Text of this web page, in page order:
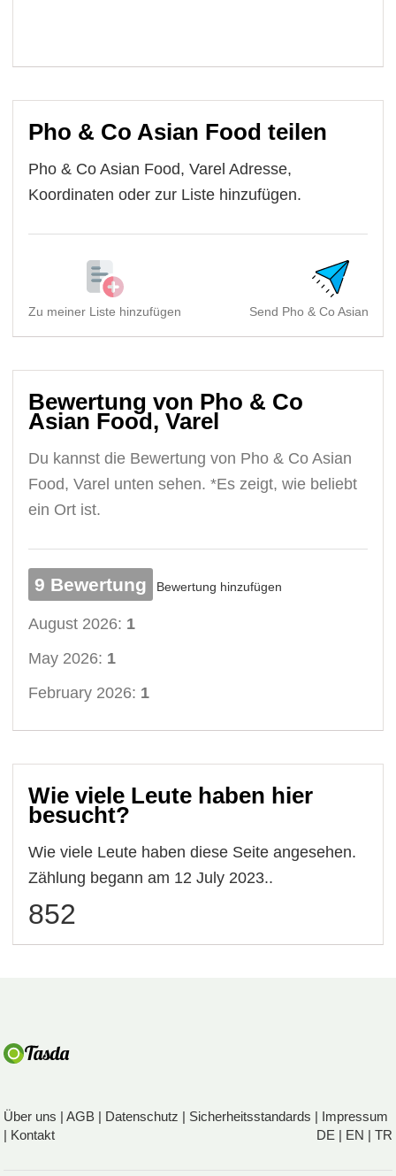
Pho & Co Asian Food teilen
Pho & Co Asian Food, Varel Adresse,
Koordinaten oder zur Liste hinzufügen.
Zu meiner Liste hinzufügen Send Pho & Co Asian
Bewertung von Pho & Co
Asian Food, Varel
Du kannst die Bewertung von Pho & Co Asian
Food, Varel unten sehen. *Es zeigt, wie beliebt
ein Ort ist.
9 Bewertung Bewertung hinzufügen
August 2026: 1
May 2026: 1
February 2026: 1
Wie viele Leute haben hier
besucht?
Wie viele Leute haben diese Seite angesehen.
Zählung begann am 12 July 2023..
852
Über uns |AGB | Datenschutz | Sicherheitsstandards | Impressum
| Kontakt DE | EN | TR